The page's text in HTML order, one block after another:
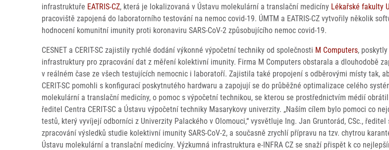
infrastruktuře EATRIS-CZ, která je lokalizovaná v Ústavu molekulární a translační medicíny Lékařské fakulty
pracoviště zapojená do laboratorního testování na nemoc covid-19. ÚMTM a EATRIS-CZ vytvořily několik
hodnocení komunitní imunity proti koronaviru SARS-CoV-2 způsobujícího nemoc covid-19.
CESNET a CERIT-SC zajistily rychlé dodání výkonné výpočetní techniky od společnosti M Computers,
infrastruktury pro zpracování dat z měření kolektivní imunity. Firma M Computers obstarala a dlouhodobě
v reálném čase ze všech testujících nemocnic i laboratoří. Zajistila také propojení s odběrovými místy tak,
CERIT-SC pomohli s konfigurací poskytnutého hardwaru a zapojují se do průběžné optimalizace celého
molekulární a translační medicíny, o pomoc s výpočetní technikou, se kterou se prostřednictvím médií
ředitel Centra CERIT-SC a Ústavu výpočetní techniky Masarykovy univerzity. „Naším cílem bylo pomoci co
testů, který vyvíjejí odborníci z Univerzity Palackého v Olomouci,“ vysvětluje Ing. Jan Gruntorád, CSc.,
zpracování výsledků studie kolektivní imunity SARS-CoV-2, a současně zrychlí přípravu na tzv. chytrou
Ústavu molekulární a translační medicíny. Výzkumná infrastruktura e-INFRA CZ se snaží přispět k co